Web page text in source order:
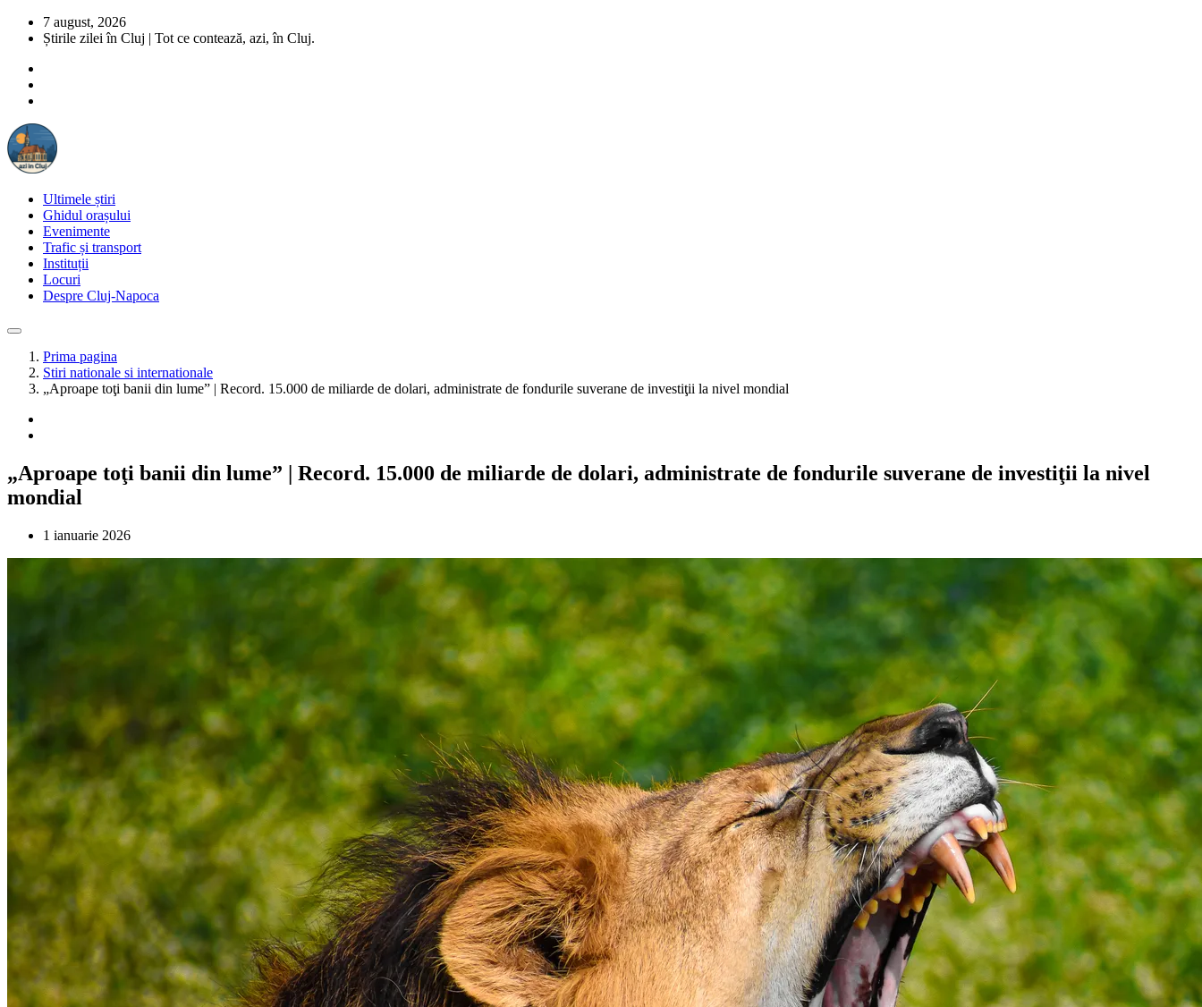
7 august, 2026
Știrile zilei în Cluj | Tot ce contează, azi, în Cluj.
Ultimele știri
Ghidul orașului
Evenimente
Trafic și transport
Instituții
Locuri
Despre Cluj-Napoca
Prima pagina
Stiri nationale si internationale
„Aproape toţi banii din lume” | Record. 15.000 de miliarde de dolari, administrate de fondurile suverane de investiţii la nivel mondial
„Aproape toţi banii din lume” | Record. 15.000 de miliarde de dolari, administrate de fondurile suverane de investiţii la nivel
mondial
1 ianuarie 2026